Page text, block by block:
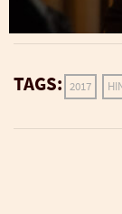
TAGS: 2017